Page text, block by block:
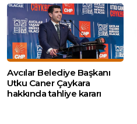
Avcılar Belediye Başkanı
Utku Caner Çaykara
hakkında tahliye kararı